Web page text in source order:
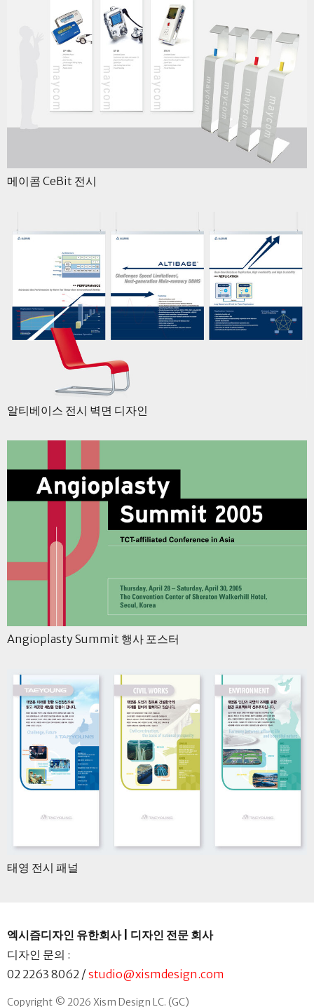
메이콤 CeBit 전시
알티베이스 전시 벽면 디자인
Angioplasty Summit 행사 포스터
태영 전시 패널
엑시즘디자인 유한회사 | 디자인 전문 회사
디자인 문의 :
02 2263 8062 / studio@xismdesign.com
Copyright © 2026 Xism Design LC. (GC)